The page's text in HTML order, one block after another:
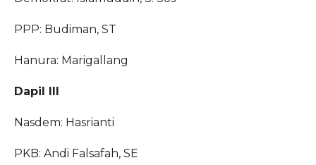
PPP: Budiman, ST
Hanura: Marigallang
Dapil III
Nasdem: Hasrianti
PKB: Andi Falsafah, SE